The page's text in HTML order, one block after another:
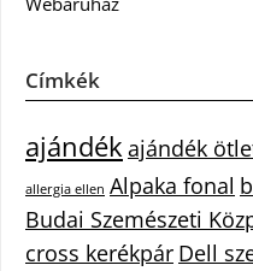
Címkék
ajándékajándék
allergia ellen Alpaka fonal
Budai Szemészeti
cross kerékpár Dell